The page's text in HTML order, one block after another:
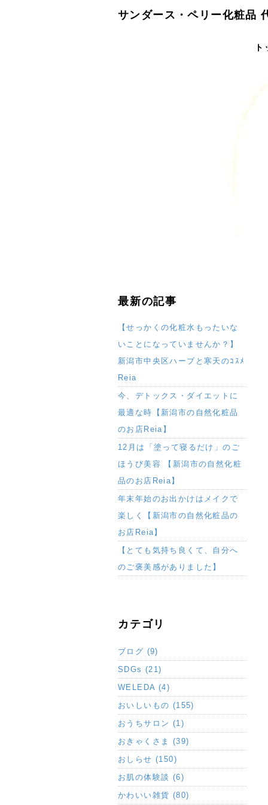
サンダース・ペリー化粧品
ト
最新の記事
【せっかくの化粧水もったいな
いことになっていませんか？】
新潟市中央区ハーブと寒天のｺｽﾒ
Reia
今、デトックス・ダイエットに
最適な時【新潟市の自然化粧品
のお店Reia】
12月は「塗って寝るだけ」のご
ほうび美容 【新潟市の自然化粧
品のお店Reia】
年末年始のお出かけはメイクで
楽しく【新潟市の自然化粧品の
お店Reia】
【とても気持ち良くて、自分へ
のご褒美感がありました】
カテゴリ
ブログ (9)
SDGs (21)
WELEDA (4)
おいしいもの (155)
おうちサロン (1)
おきゃくさま (39)
おしらせ (150)
お肌の体験談 (6)
かわいい雑貨 (80)